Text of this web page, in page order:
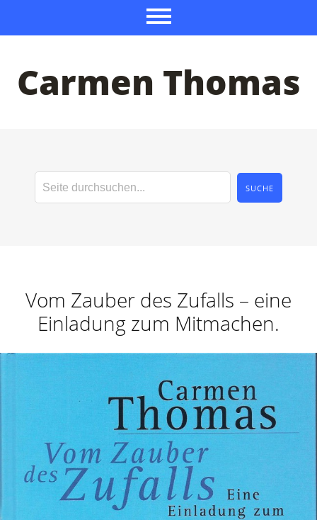
Carmen Thomas
Vom Zauber des Zufalls – eine
Einladung zum Mitmachen.